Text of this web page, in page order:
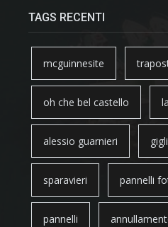
TAGS RECENTI
mcguinnesite
oh che bel castello
alessio guarnieri
sparavieri pannelli
pannelli